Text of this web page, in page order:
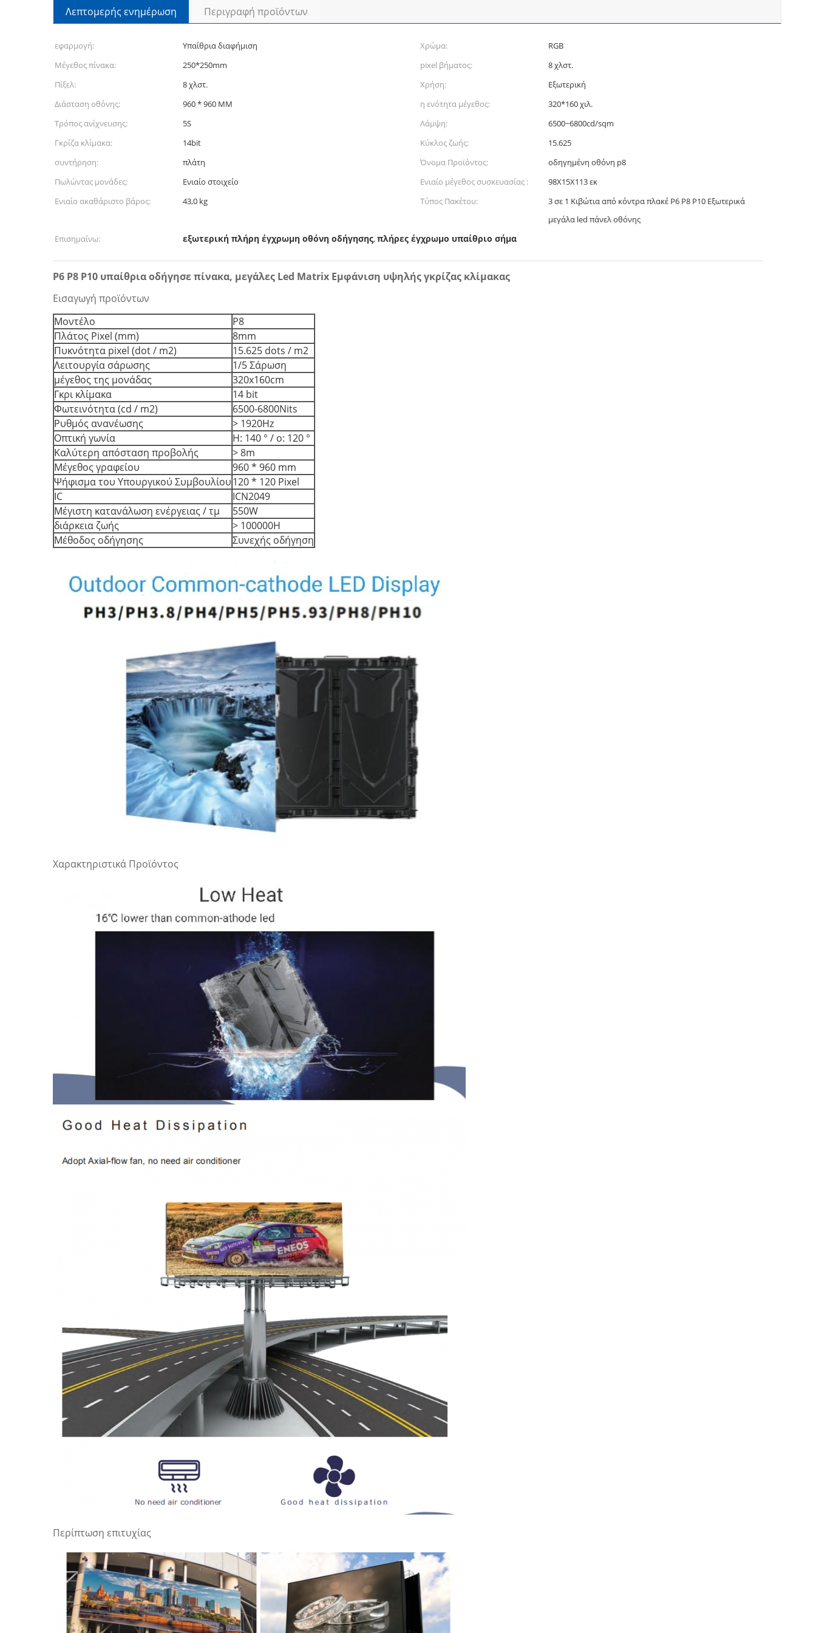
Λεπτομερής ενημέρωση Περιγραφή προϊόντων
εφαρμογή: Υπαίθρια διαφήμιση Χρώμα:
RGB
Μέγεθος πίνακα:
250*250mm pixel βήματος:
8 χλστ.
Πίξελ:
8 χλστ. Χρήση:
Εξωτερική
Διάσταση οθόνης:
960 * 960 MM η ενότητα μέγεθος:
320*160 χιλ.
Τρόπος ανίχνευσης:
5S Λάμψη:
6500~6800cd/sqm
Γκρίζα κλίμακα:
14bit Κύκλος ζωής:
15.625
συντήρηση:
πλάτη Όνομα Προϊόντος:
οδηγημένη οθόνη p8
Πωλώντας μονάδες:
Ενιαίο στοιχείο Ενιαίο μέγεθος συσκευασίας :
98Χ15Χ113 εκ
Ενιαίο ακαθάριστο βάρος:
43,0 kg Τύπος Πακέτου:
3 σε 1 Κιβώτια από κόντρα πλακέ P6 P8 P10 Εξωτερικά
μεγάλα led πάνελ οθόνης
Επισημαίνω:
εξωτερική πλήρη έγχρωμη οθόνη οδήγησης,πλήρες έγχρωμο υπαίθριο σήμα
P6 P8 P10 υπαίθρια οδήγησε πίνακα, μεγάλες Led Matrix Εμφάνιση υψηλής γκρίζας κλίμακας
Εισαγωγή προϊόντων
Μοντέλο
P8
Πλάτος Pixel (mm)
8mm
Πυκνότητα pixel (dot / m2)
15.625 dots / m2
Λειτουργία σάρωσης
1/5 Σάρωση
μέγεθος της μονάδας
320x160cm
Γκρι κλίμακα
14 bit
Φωτεινότητα (cd / m2)
6500-6800Nits
Ρυθμός ανανέωσης
> 1920Hz
Οπτική γωνία
Η: 140 ° / ο: 120 °
Καλύτερη απόσταση προβολής
> 8m
Μέγεθος γραφείου
960 * 960 mm
Ψήφισμα του Υπουργικού Συμβουλίου120 * 120 Pixel
IC
ICN2049
Μέγιστη κατανάλωση ενέργειας / τμ
550W
διάρκεια ζωής
> 100000H
Μέθοδος οδήγησης
Συνεχής οδήγηση
Χαρακτηριστικά Προϊόντος
Περίπτωση επιτυχίας